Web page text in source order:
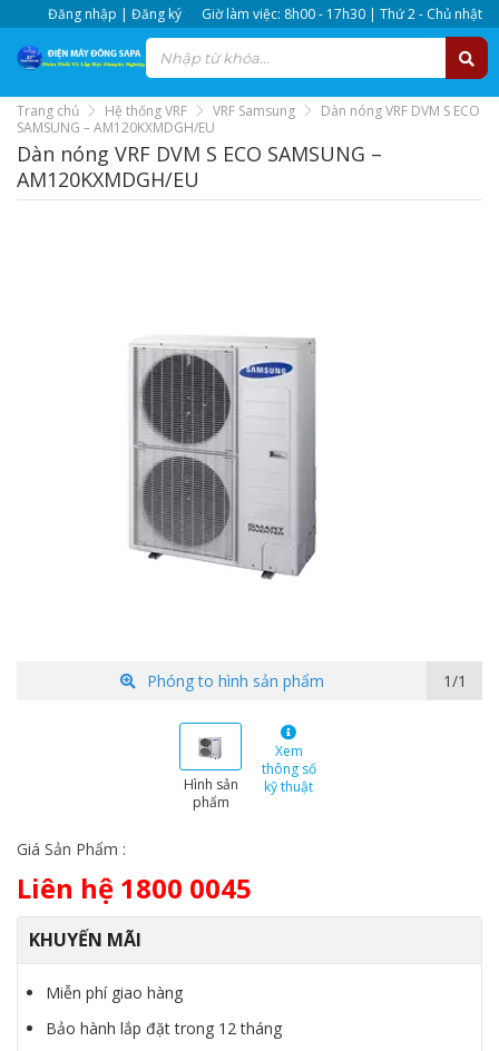
Đăng nhập | Đăng ký Giờ làm việc: 8h00 - 17h30 | Thứ 2 - Chủ nhật
Trang chủ Hệ thống VRF VRF Samsung
Dàn nóng VRF DVM S ECO
SAMSUNG – AM120KXMDGH/EU
Dàn nóng VRF DVM S ECO SAMSUNG –
AM120KXMDGH/EU
Phóng to hình sản phẩm 1/1
Hình sản
phẩm
Xem
thông số
kỹ thuật
Giá Sản Phẩm :
Liên hệ 1800 0045
KHUYẾN MÃI
Miễn phí giao hàng
Bảo hành lắp đặt trong 12 tháng